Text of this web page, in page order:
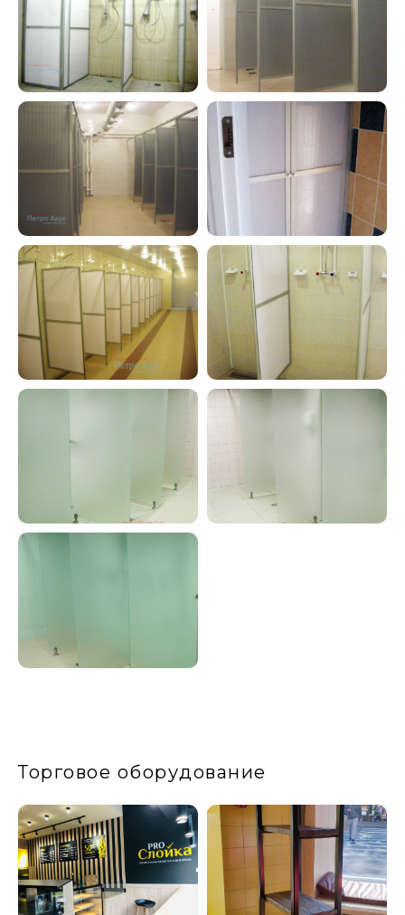
Торговое оборудование